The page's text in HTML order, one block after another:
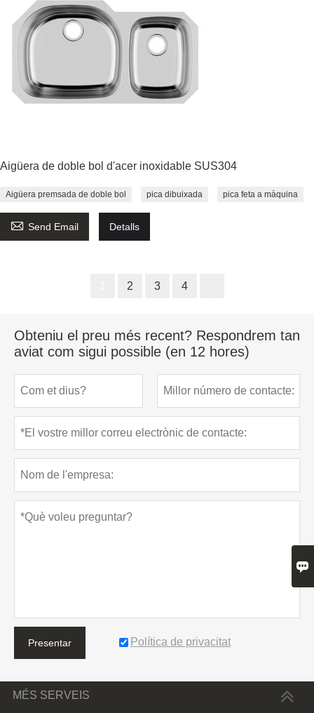
Aigüera de doble bol d'acer inoxidable SUS304
Aigüera premsada de doble bol pica dibuixada pica feta a màquina
 Send Email Detalls
2 3 4
Obteniu el preu més recent? Respondrem tan
aviat com sigui possible (en 12 hores)
Presentar Política de privacitat
MÉS SERVEIS
